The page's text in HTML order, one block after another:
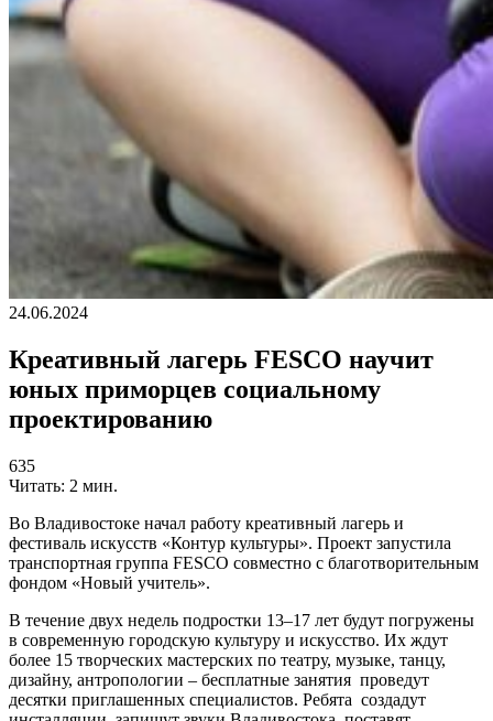
24.06.2024
Креативный лагерь FESCO научит
юных приморцев социальному
проектированию
635
Читать: 2 мин.
Во Владивостоке начал работу креативный лагерь и
фестиваль искусств «Контур культуры». Проект запустила
транспортная группа FESCO совместно с благотворительным
фондом «Новый учитель».
В течение двух недель подростки 13–17 лет будут погружены
в современную городскую культуру и искусство. Их ждут
более 15 творческих мастерских по театру, музыке, танцу,
дизайну, антропологии – бесплатные занятия проведут
десятки приглашенных специалистов. Ребята создадут